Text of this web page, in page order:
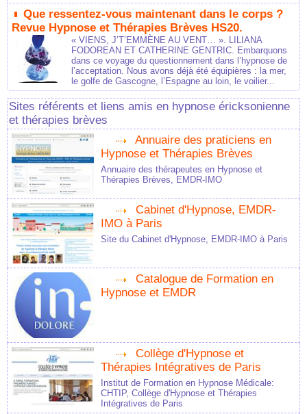
Que ressentez-vous maintenant dans le corps ?
Revue Hypnose et Thérapies Brèves HS20.
« VIENS, J’T’EMMÈNE AU VENT… ». LILIANA
FODOREAN ET CATHERINE GENTRIC. Embarquons
dans ce voyage du questionnement dans l’hypnose de
l’acceptation. Nous avons déjà été équipières : la mer,
le golfe de Gascogne, l’Espagne au loin, le voilier...
Sites référents et liens amis en hypnose éricksonienne
et thérapies brèves
Annuaire des praticiens en
Hypnose et Thérapies Brèves
Annuaire des thérapeutes en Hypnose et
Thérapies Brèves, EMDR-IMO
Cabinet d'Hypnose, EMDR-
IMO à Paris
Site du Cabinet d'Hypnose, EMDR-IMO à Paris
Catalogue de Formation en
Hypnose et EMDR
Collège d'Hypnose et
Thérapies Intégratives de Paris
Institut de Formation en Hypnose Médicale:
CHTIP, Collège d'Hypnose et Thérapies
Intégratives de Paris